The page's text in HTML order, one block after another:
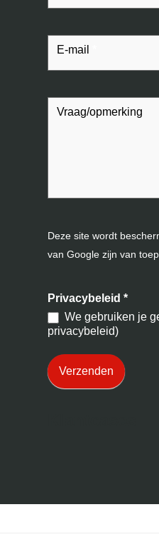
E-mail
Vraag/opmerking
Deze site wordt
van Google zijn van
Privacybeleid *
We gebruiken je
privacybeleid)
Verzenden